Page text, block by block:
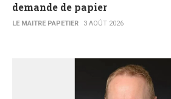
demande de papier
LE MAITRE PAPETIER 3 AOÛT 2026